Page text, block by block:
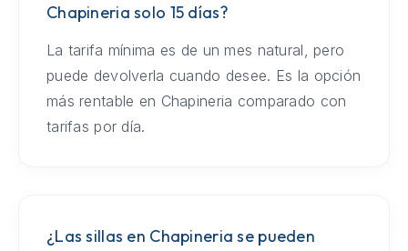
Chapineria solo 15 días?
La tarifa mínima es de un mes natural, pero
puede devolverla cuando desee. Es la opción
más rentable en Chapineria comparado con
tarifas por día.
¿Las sillas en Chapineria se pueden